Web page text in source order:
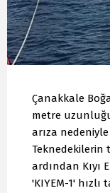
Çanakkale
metre
arıza
Teknedekilerin
ardından Kıyı
'KIYEM-1'